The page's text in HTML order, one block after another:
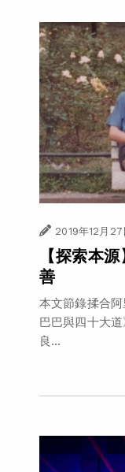
2019年12月27
【探索本
善
本文節錄揉合
巴巴與四十大
良...